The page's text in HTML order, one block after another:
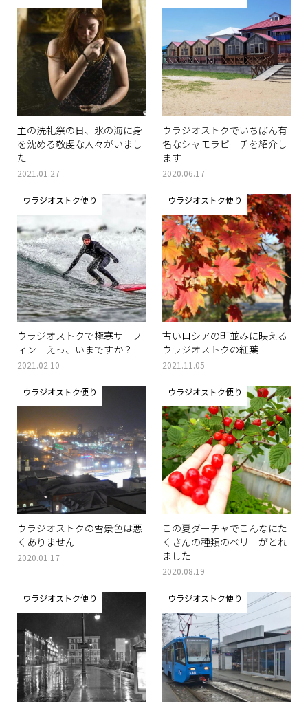
主の洗礼祭の日、氷の海に身
を沈める敬虔な人々がいまし
た
2021.01.27
ウラジオストクでいちばん有
名なシャモラビーチを紹介し
ます
2020.06.17
ウラジオストク便り
ウラジオストクで極寒サーフ
ィン えっ、いまですか？
2021.02.10
ウラジオストク便り
古いロシアの町並みに映える
ウラジオストクの紅葉
2021.11.05
ウラジオストク便り
ウラジオストクの雪景色は悪
くありません
2020.01.17
ウラジオストク便り
この夏ダーチャでこんなにた
くさんの種類のベリーがとれ
ました
2020.08.19
ウラジオストク便り ウラジオストク便り